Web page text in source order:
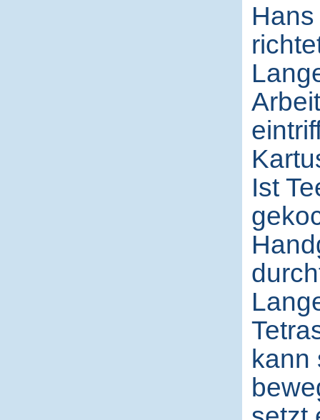
Ist
kann